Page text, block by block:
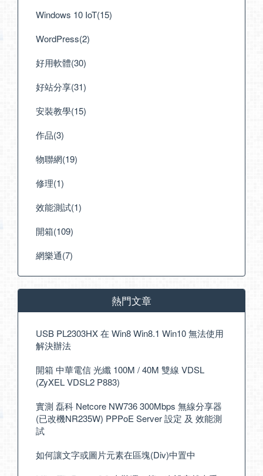
Windows 10 IoT(15)
WordPress(2)
好用軟體(30)
好站分享(31)
安裝教學(15)
作品(3)
物聯網(19)
修理(1)
效能測試(1)
開箱(109)
網樂通(7)
熱門文章
USB PL2303HX 在 Win8 Win8.1 Win10 無法使用
解決辦法
開箱 中華電信 光纖 100M / 40M 雙線 VDSL
(ZyXEL VDSL2 P883)
實測 磊科 Netcore NW736 300Mbps 無線分享器
(已改機NR235W) PPPoE Server 設定 及 效能測
試
如何讓文字或圖片元素在區塊(Div)中置中